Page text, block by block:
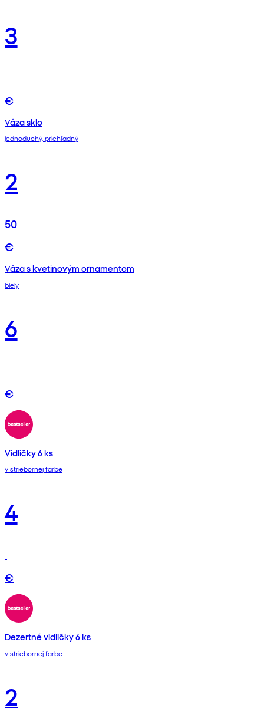
3
€
Váza sklo
jednoduchý, priehľadný
2
50
€
Váza s kvetinovým ornamentom
biely
6
€
Vidličky 6 ks
v striebornej farbe
4
€
Dezertné vidličky 6 ks
v striebornej farbe
2